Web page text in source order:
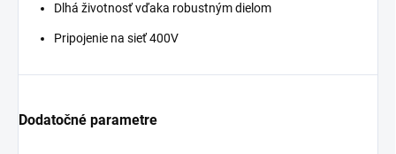
Dlhá životnosť vďaka robustným dielom
Pripojenie na sieť 400V
Dodatočné parametre